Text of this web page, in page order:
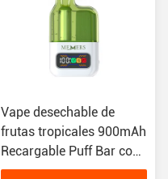
Vape desechable de
frutas tropicales 900mAh
Recargable Puff Bar con
25000 puffs